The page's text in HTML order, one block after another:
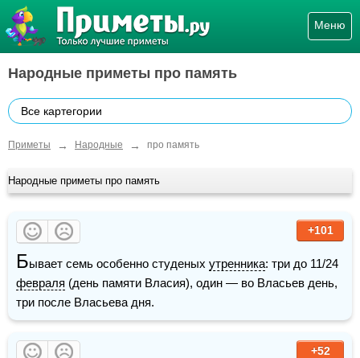
Меню
Народные приметы про память
Все картегории
Приметы → Народные → про память
Народные приметы про память
+101
Бывает семь особенно студеных утренника
февраля (день памяти Власия), один — во Власьев день,
три после Власьева дня.
+52